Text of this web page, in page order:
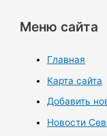
Меню сайта
Главная
Карта сайта
Добавить
Новости